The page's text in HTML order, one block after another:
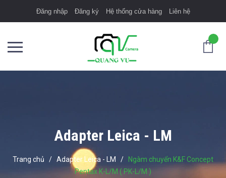
Đăng nhập Đăng ký Hệ thống cửa hàng Liên hệ
Adapter Leica - LM
Trang chủ / Adapter Leica - LM / Ngàm chuyển K&F Concept
Pentax K-L/M ( PK-L/M )